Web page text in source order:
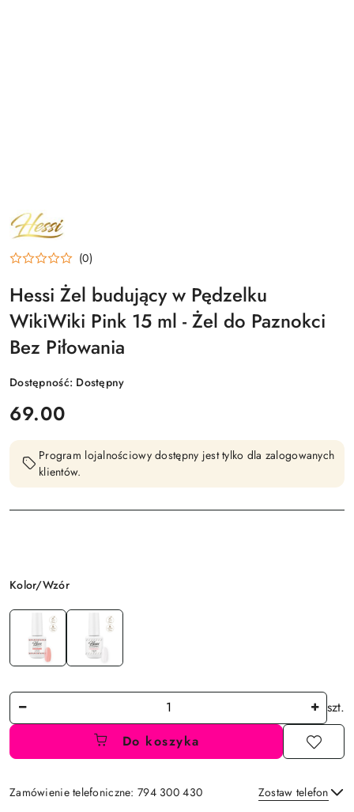
NAZWA
PRODUCENTA:
HESSI
(0)
Hessi Żel budujący w Pędzelku
WikiWiki Pink 15 ml - Żel do Paznokci
Bez Piłowania
Dostępność: Dostępny
cena:
69.00
Program lojalnościowy dostępny jest tylko dla zalogowanych
klientów.
Wariant
Kolor/Wzór
Ilość
szt.
Do koszyka
Zamówienie telefoniczne: 794 300 430 Zostaw telefon